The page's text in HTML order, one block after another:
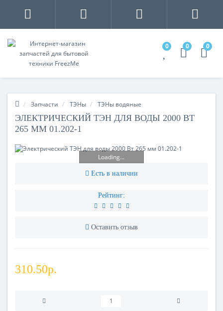
0 0 0
Запчасти ТЭНы ТЭНы водяные
ЭЛЕКТРИЧЕСКИЙ ТЭН ДЛЯ ВОДЫ 2000 ВТ
265 ММ 01.202-1
Loading...
Есть в наличии
Рейтинг:
Оставить отзыв
310.50р.